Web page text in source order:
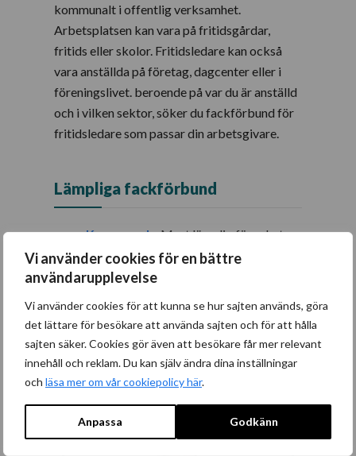
Vi använder cookies för en bättre
användarupplevelse
Vi använder cookies för att kunna se hur sajten används, göra
det lättare för besökare att använda sajten och för att hålla
sajten säker. Cookies gör även att besökare får mer relevant
innehåll och reklam. Du kan själv ändra dina inställningar
och läsa mer om vår cookiepolicy här.
Anpassa Godkänn
kommunalt i offentlig verksamhet.
Arbetsplatsen kan vara på fritidsgårdar,
fritids eller skolor. Fritidsledare kan också
vara anställda på företag, dagcenter eller i
föreningslivet. beroende på var du är anställd
och i vilken sektor, söker du fackförbund för
fritidsledare som passar din arbetsgivare.
Lämpliga fackförbund
Kommunal– Mest lämplig för yrket
Syndikalisterna